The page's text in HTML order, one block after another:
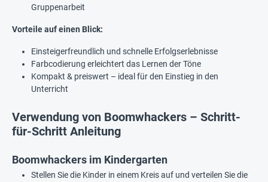
Gruppenarbeit
Vorteile auf einen Blick:
Einsteigerfreundlich und schnelle Erfolgserlebnisse
Farbcodierung erleichtert das Lernen der Töne
Kompakt & preiswert – ideal für den Einstieg in den
Unterricht
Verwendung von Boomwhackers – Schritt-
für-Schritt Anleitung
Boomwhackers im Kindergarten
Stellen Sie die Kinder in einem Kreis auf und verteilen Sie die